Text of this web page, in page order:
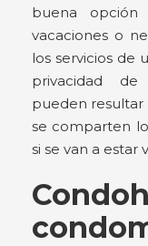
buena
vacaciones o
los servicios de
privacidad
pueden
se comparten
si se van a estar